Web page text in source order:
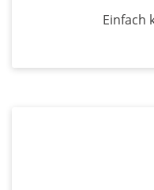
Einfach